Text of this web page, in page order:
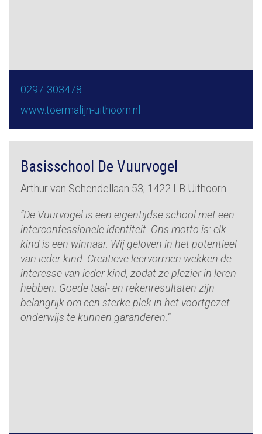
0297-303478
www.toermalijn-uithoorn.nl
Basisschool De Vuurvogel
Arthur van Schendellaan 53, 1422 LB Uithoorn
“De Vuurvogel is een eigentijdse school met een
interconfessionele identiteit. Ons motto is: elk
kind is een winnaar. Wij geloven in het potentieel
van ieder kind. Creatieve leervormen wekken de
interesse van ieder kind, zodat ze plezier in leren
hebben. Goede taal- en rekenresultaten zijn
belangrijk om een sterke plek in het voortgezet
onderwijs te kunnen garanderen.”